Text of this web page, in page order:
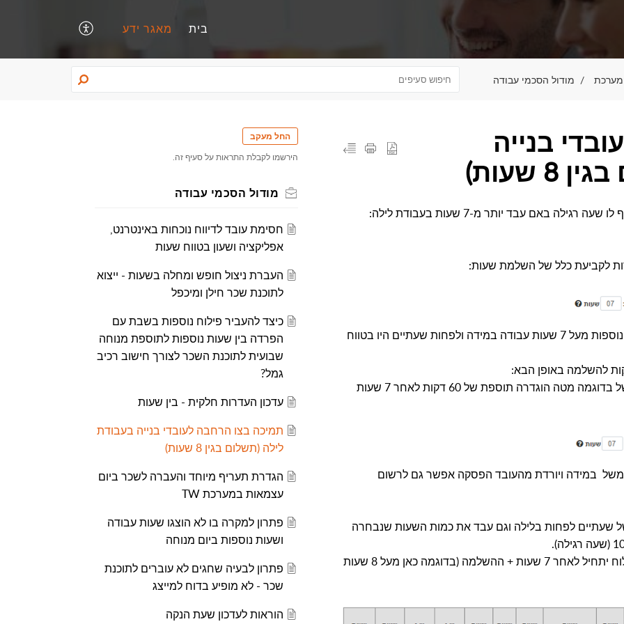
בית מאגר ידע
מודול הסכמי עבודה
בנייה
באם עבד יותר מ-7 שעות בעבודת לילה:
לקביעת כלל של השלמת שעות:
כברירת מחדל מוגדר להשלים 0 דקות – חישוב שעות נוספות מעל 7 שעות עבודה במידה ולפחות שעתיים היו בטווח
להשלמה באופן הבא:
בדוגמה מטה הוגדרה תוספת של 60 דקות לאחר 7 שעות
במידה ויורדת מהעובד הפסקה אפשר גם לרשום
שעתיים לפחות בלילה וגם עבד את כמות השעות שנבחרה
7 שעות + ההשלמה (בדוגמה כאן מעל 8 שעות
החל מעקב
הירשמו לקבלת התראות על סעיף זה.
מודול הסכמי עבודה
חסימת עובד לדיווח נוכחות באינטרנט,
אפליקציה ושעון בטווח שעות
העברת ניצול חופש ומחלה בשעות - ייצוא
לתוכנת שכר חילן ומיכפל
כיצד להעביר פילוח נוספות בשבת עם
הפרדה בין שעות נוספות לתוספת מנוחה
שבועית לתוכנת השכר לצורך חישוב רכיב
גמל?
עדכון העדרות חלקית - בין שעות
תמיכה בצו הרחבה לעובדי בנייה בעבודת
לילה (תשלום בגין 8 שעות)
הגדרת תעריף מיוחד והעברה לשכר ביום
עצמאות במערכת TW
פתרון למקרה בו לא הוצגו שעות עבודה
ושעות נוספות ביום מנוחה
פתרון לבעיה שחגים לא עוברים לתוכנת
שכר - לא מופיע בדוח למייצג
הוראות לעדכון שעת הנקה